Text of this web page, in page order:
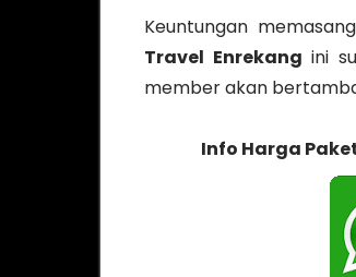
Keuntungan
Travel Enrekang ini
member akan
Info Harga